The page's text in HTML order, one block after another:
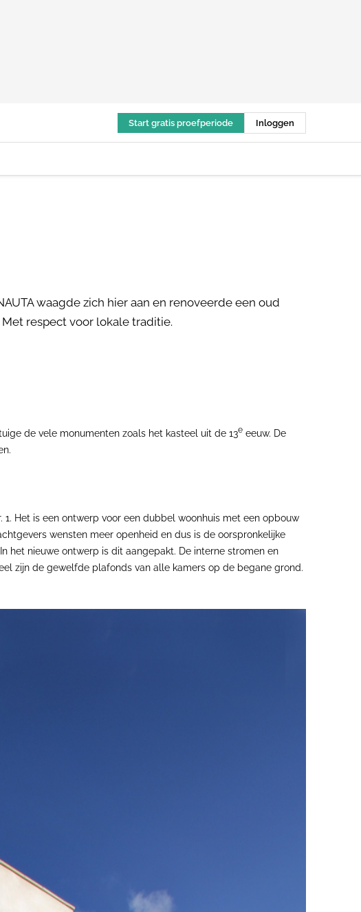
Start gratis proefperiode Inloggen
waagde zich hier aan en renoveerde een oud
respect voor lokale traditie.
de vele monumenten zoals het kasteel uit de 13e eeuw. De
Het is een ontwerp voor een dubbel woonhuis met een opbouw
wensten meer openheid en dus is de oorspronkelijke
het nieuwe ontwerp is dit aangepakt. De interne stromen en
zijn de gewelfde plafonds van alle kamers op de begane grond.